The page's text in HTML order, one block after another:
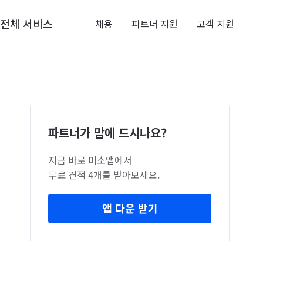
전체 서비스 채용 파트너 지원 고객 지원
파트너가 맘에 드시나요?
지금 바로 미소앱에서
무료 견적 4개를 받아보세요.
앱 다운 받기